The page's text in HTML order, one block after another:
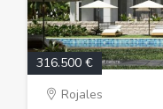
316.500 €
Rojales